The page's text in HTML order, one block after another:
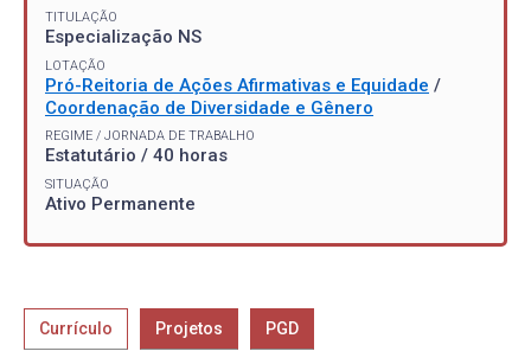
TITULAÇÃO
Especialização NS
LOTAÇÃO
Pró-Reitoria de Ações Afirmativas e Equidade /
Coordenação de Diversidade e Gênero
REGIME / JORNADA DE TRABALHO
Estatutário / 40 horas
SITUAÇÃO
Ativo Permanente
Currículo Projetos PGD